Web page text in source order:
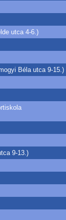
utca 4-6.)
Béla utca 9-15.)
9-13.)